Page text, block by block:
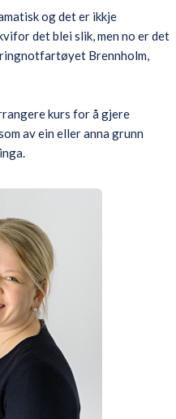
og det er ikkje
det blei slik, men no er det
Brennholm,
kurs for å gjere
av ein eller anna grunn